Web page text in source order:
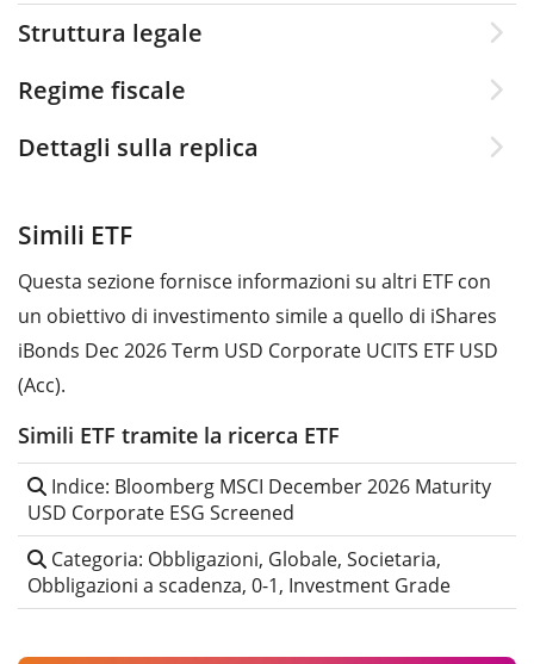
Struttura legale
Regime fiscale
Dettagli sulla replica
Simili ETF
Questa sezione fornisce informazioni su altri ETF con
un obiettivo di investimento simile a quello di iShares
iBonds Dec 2026 Term USD Corporate UCITS ETF USD
(Acc).
Simili ETF tramite la ricerca ETF
Indice: Bloomberg MSCI December 2026 Maturity
USD Corporate ESG Screened
Categoria: Obbligazioni, Globale, Societaria,
Obbligazioni a scadenza, 0-1, Investment Grade